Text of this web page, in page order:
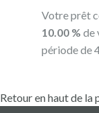
Votre prêt
10.00 % de
période de
Retour en haut de la